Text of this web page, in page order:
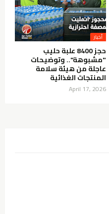
حجز 8400 علبة حليب
"مشبوهة".. وتوضيحات
عاجلة من هيئة سلامة
المنتجات الغذائية
April 17, 2026